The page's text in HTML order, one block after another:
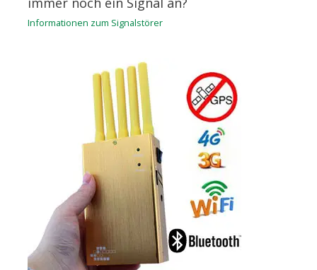
Informationen zum Signalstörer